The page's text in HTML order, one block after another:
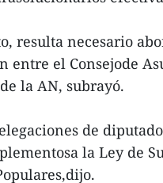
resulta necesario
entre el Consejode
la AN, subrayó.
de
la Ley de